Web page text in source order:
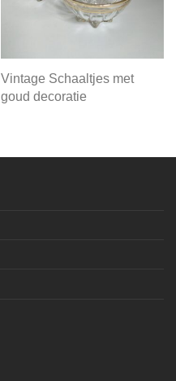
Vintage Schaaltjes met
goud decoratie